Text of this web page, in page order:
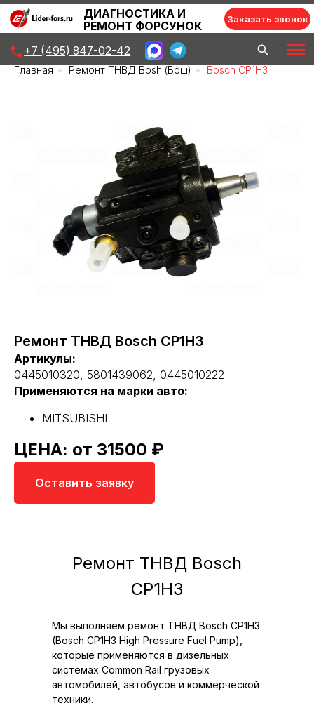
Заказать звонок
ДИАГНОСТИКА И
РЕМОНТ ФОРСУНОК
Главная » Ремонт ТНВД Bosh (Бош) » Bosch CP1H3
Ремонт ТНВД Bosch CP1H3
Артикулы:
0445010320, 5801439062, 0445010222
Применяются на марки авто:
MITSUBISHI
ЦЕНА: от 31500 ₽
Оставить заявку
Ремонт ТНВД Bosch
CP1H3
Мы выполняем ремонт ТНВД Bosch CP1H3
(Bosch CP1H3 High Pressure Fuel Pump),
которые применяются в дизельных
системах Common Rail грузовых
автомобилей, автобусов и коммерческой
техники.